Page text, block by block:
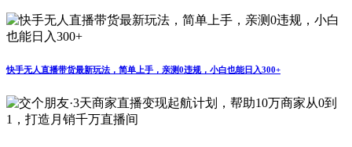
快手无人直播带货最新玩法，简单上手，亲测0违规，小白也能日入300+